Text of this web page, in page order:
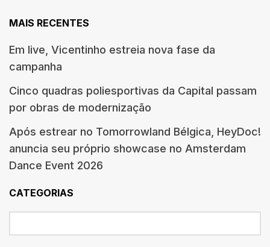
MAIS RECENTES
Em live, Vicentinho estreia nova fase da
campanha
Cinco quadras poliesportivas da Capital passam
por obras de modernização
Após estrear no Tomorrowland Bélgica, HeyDoc!
anuncia seu próprio showcase no Amsterdam
Dance Event 2026
CATEGORIAS